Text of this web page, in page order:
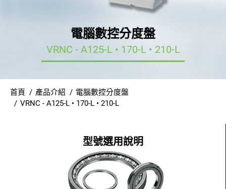
電腦數控分度盤
VRNC - A125-L • 170-L • 210-L
首頁 產品介紹
電腦數控分度盤
VRNC - A125-L • 170-L • 210-L
徵才
聯絡我們